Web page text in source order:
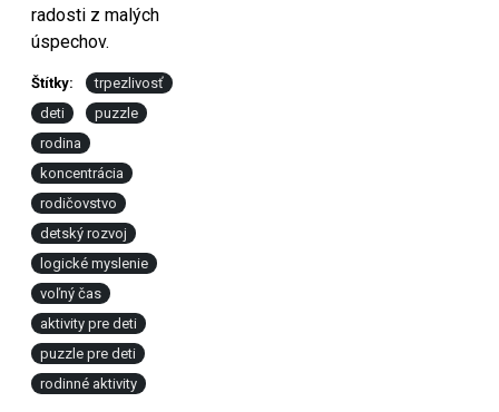
radosti z malých
úspechov.
Štítky:
trpezlivosť
deti
puzzle
rodina
koncentrácia
rodičovstvo
detský rozvoj
logické myslenie
voľný čas
aktivity pre deti
puzzle pre deti
rodinné aktivity